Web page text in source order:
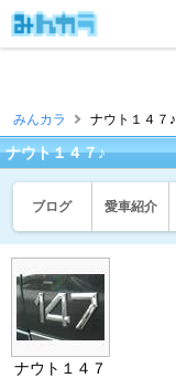
みんカラ ナウト１４７♪
ナウト１４７♪
ブログ 愛車紹介
ナウト１４７